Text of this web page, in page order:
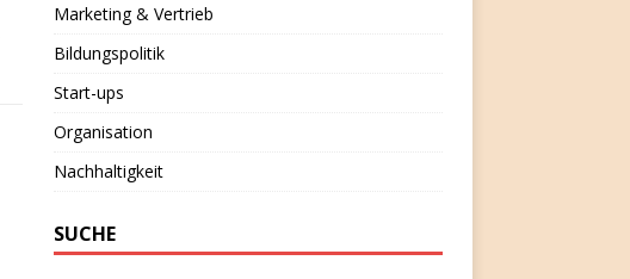
Marketing & Vertrieb
Bildungspolitik
Start-ups
Organisation
Nachhaltigkeit
SUCHE